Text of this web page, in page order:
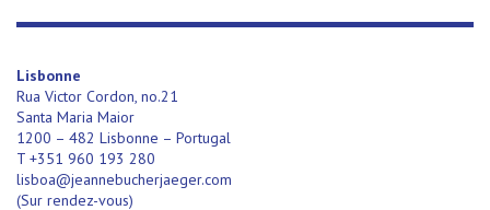
Lisbonne
Rua Victor Cordon, no.21
Santa Maria Maior
1200 – 482 Lisbonne – Portugal
T +351 960 193 280
lisboa@jeannebucherjaeger.com
(Sur rendez-vous)